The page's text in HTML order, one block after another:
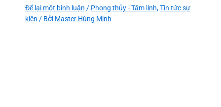
Để lại một bình luận / Phong thủy - Tâm linh,Tin tức sự
kiện / Bởi Master Hùng Minh